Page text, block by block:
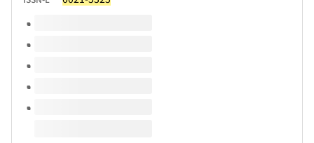
このタイトルの巻号